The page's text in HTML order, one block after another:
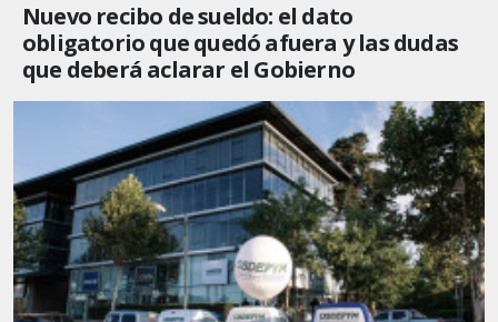
Nuevo recibo de sueldo: el dato
obligatorio que quedó afuera y las dudas
que deberá aclarar el Gobierno